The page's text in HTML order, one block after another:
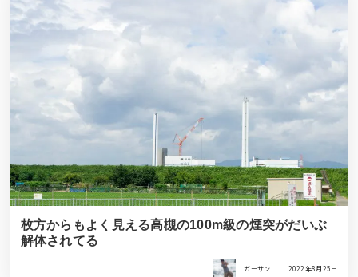
枚方からもよく見える高槻の100m級の煙突がだいぶ
解体されてる
ガーサン 2022年8月25日